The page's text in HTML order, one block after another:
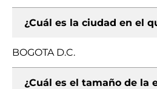
¿Cuál es la ciudad en el
BOGOTA D.C.
¿Cuál es el tamaño de la